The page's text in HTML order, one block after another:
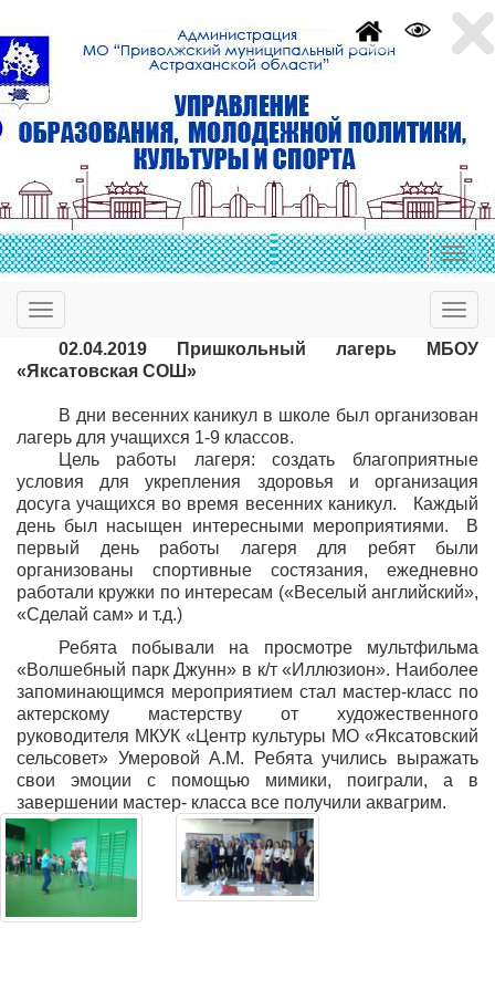
02.04.2019 Пришкольный лагерь МБОУ
«Яксатовская СОШ»
В дни весенних каникул в школе был организован
лагерь для учащихся 1-9 классов.
Цель работы лагеря: создать благоприятные
условия для укрепления здоровья и организация
досуга учащихся во время весенних каникул. Каждый
день был насыщен интересными мероприятиями. В
первый день работы лагеря для ребят были
организованы спортивные состязания, ежедневно
работали кружки по интересам («Веселый английский»,
«Сделай сам» и т.д.)
Ребята побывали на просмотре мультфильма
«Волшебный парк Джунн» в к/т «Иллюзион». Наиболее
запоминающимся мероприятием стал мастер-класс по
актерскому мастерству от художественного
руководителя МКУК «Центр культуры МО «Яксатовский
сельсовет» Умеровой А.М. Ребята учились выражать
свои эмоции с помощью мимики, поиграли, а в
завершении мастер- класса все получили аквагрим.